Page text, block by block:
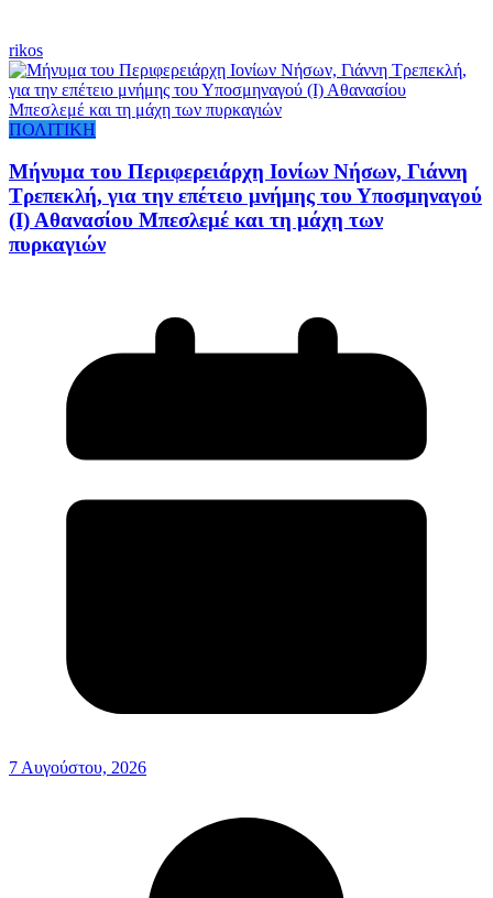
rikos
ΠΟΛΙΤΙΚΗ
Μήνυμα του Περιφερειάρχη Ιονίων Νήσων, Γιάννη
Τρεπεκλή, για την επέτειο μνήμης του Υποσμηναγού
(Ι) Αθανασίου Μπεσλεμέ και τη μάχη των
πυρκαγιών
7 Αυγούστου, 2026